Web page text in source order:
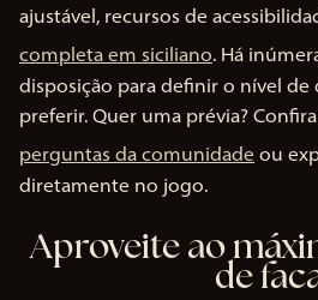
ajustável, recursos de
completa em siciliano. Há
disposição para definir o nível de
preferir. Quer uma prévia?
perguntas da comunidade ou
diretamente no jogo.
Aproveite ao
de